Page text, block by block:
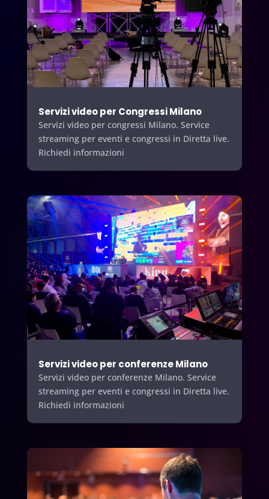
Servizi video per Congressi Milano
Servizi video per congressi Milano. Service
streaming per eventi e congressi in Diretta live.
Richiedi informazioni
Servizi video per conferenze Milano
Servizi video per conferenze Milano. Service
streaming per eventi e congressi in Diretta live.
Richiedi informazioni